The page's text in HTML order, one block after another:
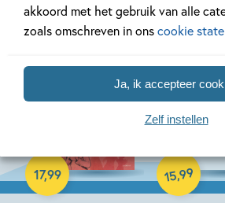
akkoord met het gebruik van alle
zoals omschreven in onscookie
Ja, ik accepteer
Zelf instellen
17,99
Hardcover
15,99